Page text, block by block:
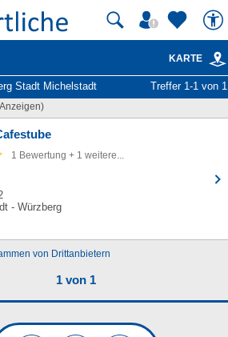
KARTE
Stadt Michelstadt Treffer 1-1 von 1
1 Bewertung + 1 weitere...
- Würzberg
von Drittanbietern
1 von 1